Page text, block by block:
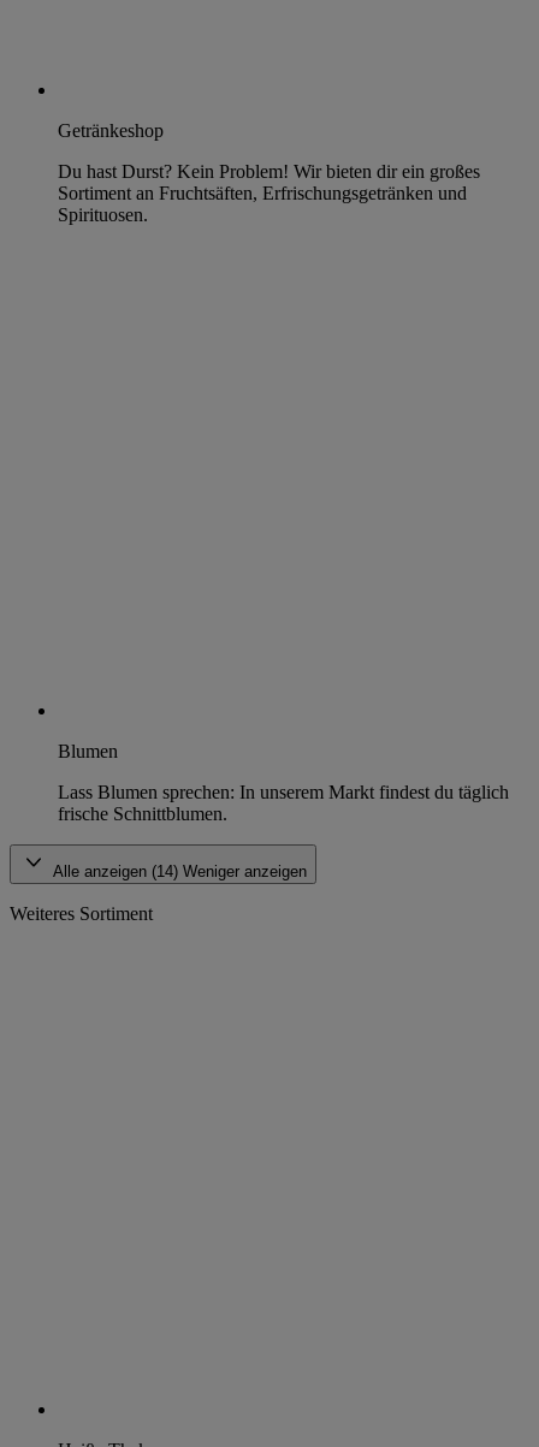
Getränkeshop
Du hast Durst? Kein Problem! Wir bieten dir ein großes
Sortiment an Fruchtsäften, Erfrischungsgetränken und
Spirituosen.
Blumen
Lass Blumen sprechen: In unserem Markt findest du täglich
frische Schnittblumen.
Alle anzeigen (14) Weniger anzeigen
Weiteres Sortiment